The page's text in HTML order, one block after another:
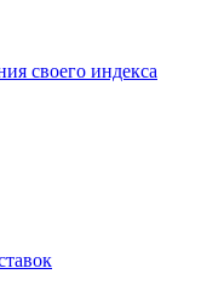
своего индекса